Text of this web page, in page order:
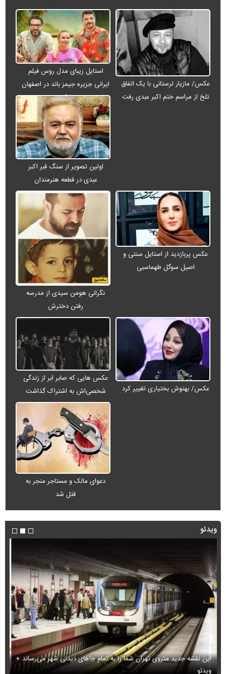
عکس/ مازیار لرستانی با یک اتفاق
تلخ از مراسم ختم اکبر عبدی رفت
استایل زیبای مدل روس فیلم
ایرانی جزیره جیمز باند در اصفهان
+ عکس
اولین تصویر از سنگ قبر اکبر
عبدی در قطعه هنرمندان
عکس پربازدید از استایل سنتی و
اصیل سوگل طهماسبی
نگرانی هومن سیدی از مدرسه
رفتن دخترش
عکس/ بهنوش بختیاری تغییر کرد
عکس هایی که صابر ابر از زندگی
شخصی‌اش به اشتراک گذاشت
دعوای مالک و مستاجر منجر به
قتل شد
ویدئو
این نقشه جدید متروی تهران شما را به تمام جاهای دیدنی شهر می‌رساند +
ویدئو